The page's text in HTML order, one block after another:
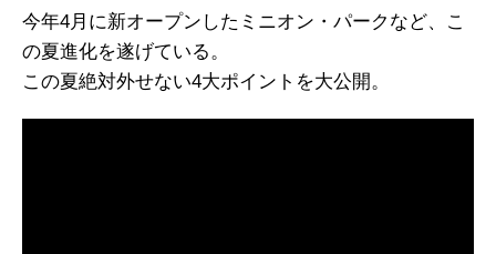
今年4月に新オープンしたミニオン・パークなど、こ
の夏進化を遂げている。
この夏絶対外せない4大ポイントを大公開。